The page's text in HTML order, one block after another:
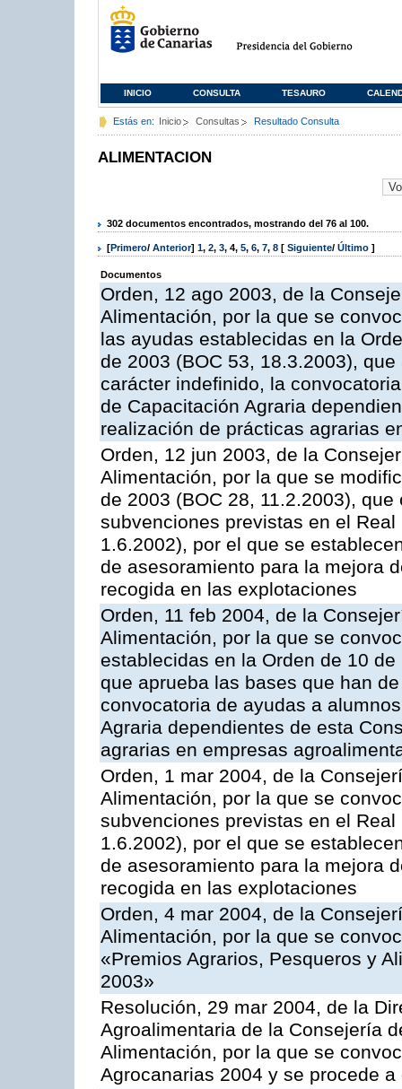
INICIO CONSULTA TESAURO
Estás en: Inicio Consultas Resultado Consulta
ALIMENTACION
302 documentos encontrados, mostrando del 76 al 100.
[Primero/ Anterior] 1, 2, 3, 4, 5, 6, 7, 8 [ Siguiente/ Último ]
Documentos
Orden, 12 ago 2003, de la
Alimentación, por la que se
las ayudas establecidas en la
de 2003 (BOC 53, 18.3.2003),
carácter indefinido, la
de Capacitación Agraria
realización de prácticas agrarias
Orden, 12 jun 2003, de la
Alimentación, por la que se
de 2003 (BOC 28, 11.2.2003),
subvenciones previstas en el
1.6.2002), por el que se
de asesoramiento para la mejora
recogida en las explotaciones
Orden, 11 feb 2004, de la
Alimentación, por la que se
establecidas en la Orden de 10
que aprueba las bases que han
convocatoria de ayudas a
Agraria dependientes de esta
agrarias en empresas
Orden, 1 mar 2004, de la
Alimentación, por la que se
subvenciones previstas en el
1.6.2002), por el que se
de asesoramiento para la mejora
recogida en las explotaciones
Orden, 4 mar 2004, de la
Alimentación, por la que se
«Premios Agrarios, Pesqueros y
2003»
Resolución, 29 mar 2004, de la
Agroalimentaria de la Consejería
Alimentación, por la que se
Agrocanarias 2004 y se procede